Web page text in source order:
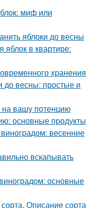
миф или
яблоки до весны
яблок в квартире:
хранения
до весны: простые и
на вашу потенцию
основные продукты
весенние
вскапывать
основные
Описание сорта